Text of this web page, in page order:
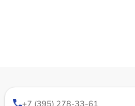
+7 (395) 278-33-61